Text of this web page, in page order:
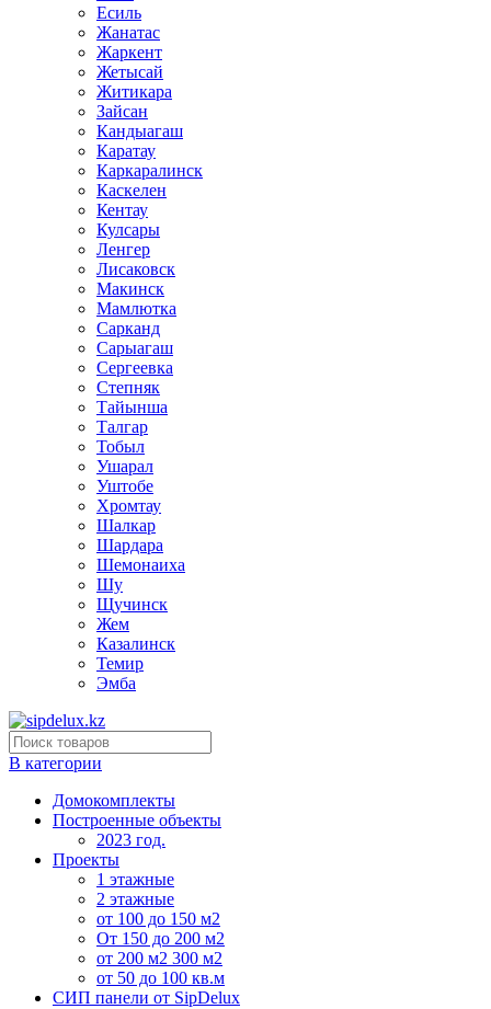
Есиль
Жанатас
Жаркент
Жетысай
Житикара
Зайсан
Кандыагаш
Каратау
Каркаралинск
Каскелен
Кентау
Кулсары
Ленгер
Лисаковск
Макинск
Мамлютка
Сарканд
Сарыагаш
Сергеевка
Степняк
Тайынша
Талгар
Тобыл
Ушарал
Уштобе
Хромтау
Шалкар
Шардара
Шемонаиха
Шу
Щучинск
Жем
Казалинск
Темир
Эмба
В категории
Домокомплекты
Построенные объекты
2023 год.
Проекты
1 этажные
2 этажные
от 100 до 150 м2
От 150 до 200 м2
от 200 м2 300 м2
от 50 до 100 кв.м
СИП панели от SipDelux